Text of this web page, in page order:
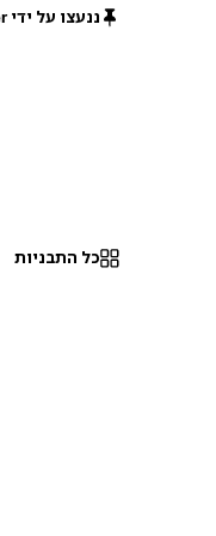
ננעצו על ידי Dearsigner
כל התבניות